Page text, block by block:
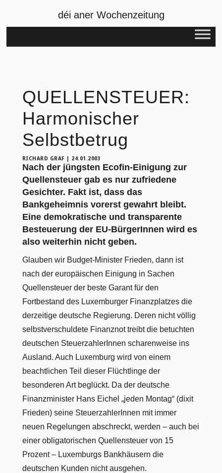
déi aner Wochenzeitung
QUELLENSTEUER:
Harmonischer
Selbstbetrug
RICHARD GRAF | 24.01.2003
Nach der jüngsten Ecofin-Einigung zur
Quellensteuer gab es nur zufriedene
Gesichter. Fakt ist, dass das
Bankgeheimnis vorerst gewahrt bleibt.
Eine demokratische und transparente
Besteuerung der EU-BürgerInnen wird es
also weiterhin nicht geben.
Glauben wir Budget-Minister Frieden, dann ist
nach der europäischen Einigung in Sachen
Quellensteuer der beste Garant für den
Fortbestand des Luxemburger Finanzplatzes die
derzeitige deutsche Regierung. Deren nicht völlig
selbstverschuldete Finanznot treibt die betuchten
deutschen SteuerzahlerInnen scharenweise ins
Ausland. Auch Luxemburg wird von einem
beachtlichen Teil dieser Flüchtlinge der
besonderen Art beglückt. Da der deutsche
Finanzminister Hans Eichel „jeden Montag“ (dixit
Frieden) seine SteuerzahlerInnen mit immer
neuen Regelungen abschreckt, werden – auch bei
einer obligatorischen Quellensteuer von 15
Prozent – Luxemburgs Bankhäusern die
deutschen Kunden nicht ausgehen.